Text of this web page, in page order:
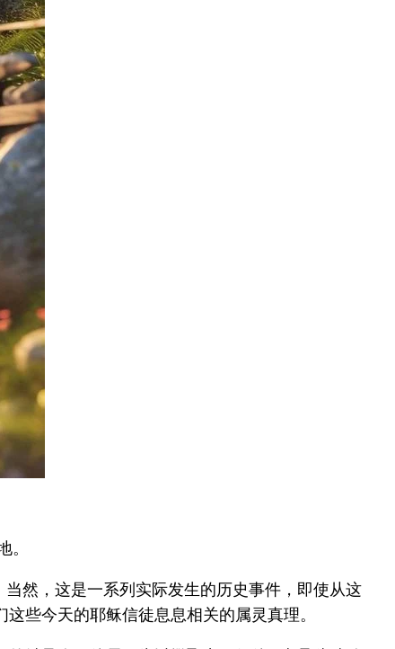
。
然，这是一系列实际发生的历史事件，即使从这
些今天的耶稣信徒息息相关的属灵真理。